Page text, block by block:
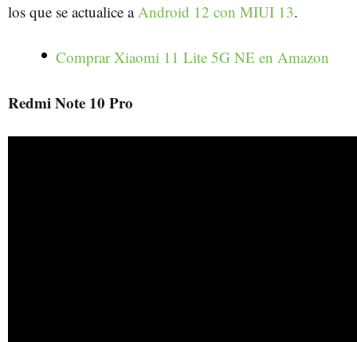
los que se actualice a Android 12 con MIUI 13.
Comprar Xiaomi 11 Lite 5G NE en Amazon
Redmi Note 10 Pro